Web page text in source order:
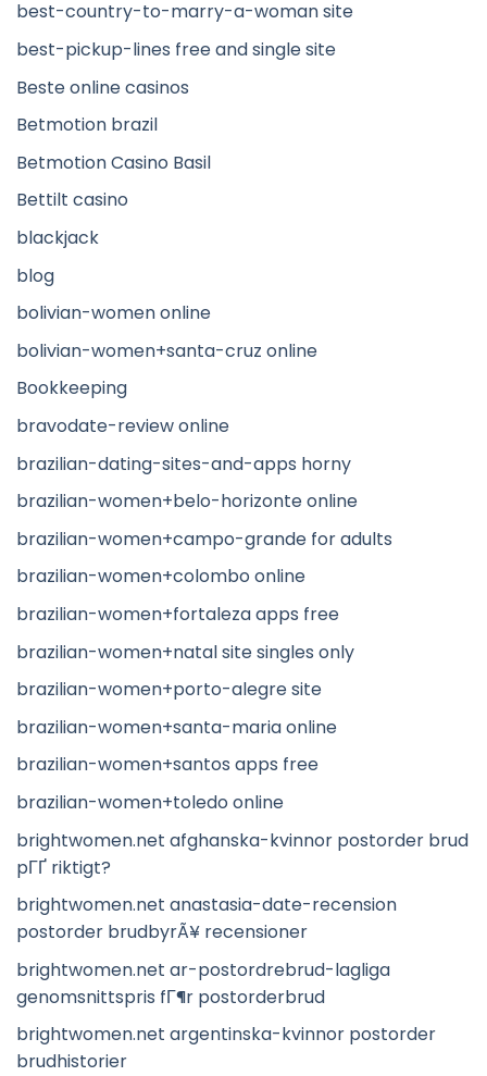
best-country-to-marry-a-woman site
best-pickup-lines free and single site
Beste online casinos
Betmotion brazil
Betmotion Casino Basil
Bettilt casino
blackjack
blog
bolivian-women online
bolivian-women+santa-cruz online
Bookkeeping
bravodate-review online
brazilian-dating-sites-and-apps horny
brazilian-women+belo-horizonte online
brazilian-women+campo-grande for adults
brazilian-women+colombo online
brazilian-women+fortaleza apps free
brazilian-women+natal site singles only
brazilian-women+porto-alegre site
brazilian-women+santa-maria online
brazilian-women+santos apps free
brazilian-women+toledo online
brightwomen.net afghanska-kvinnor postorder brud
pГҐ riktigt?
brightwomen.net anastasia-date-recension
postorder brudbyrÃ¥ recensioner
brightwomen.net ar-postordrebrud-lagliga
genomsnittspris fГ¶r postorderbrud
brightwomen.net argentinska-kvinnor postorder
brudhistorier